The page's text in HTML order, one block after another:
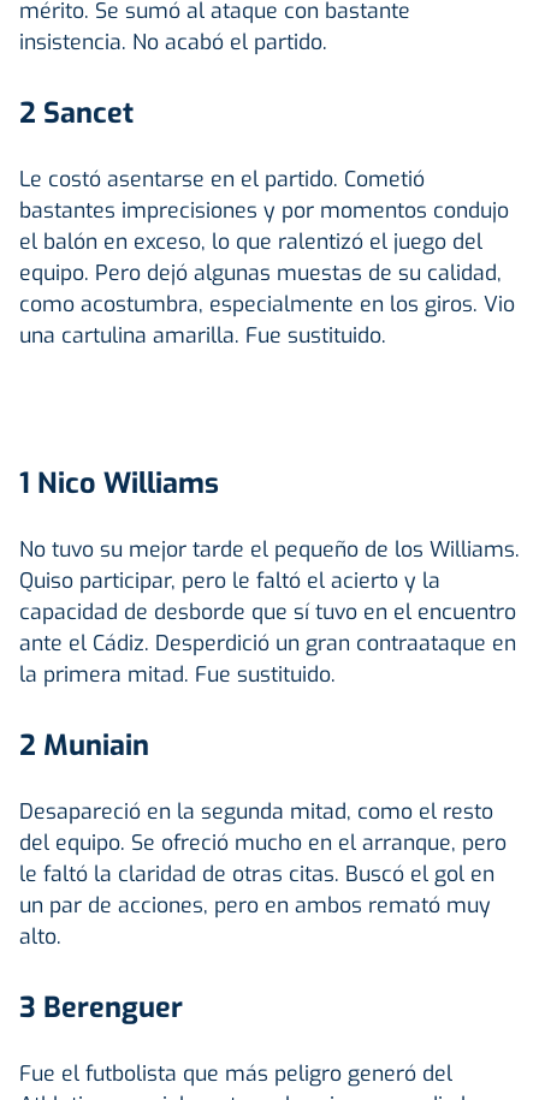
mérito. Se sumó al ataque con bastante
insistencia. No acabó el partido.
2 Sancet
Le costó asentarse en el partido. Cometió
bastantes imprecisiones y por momentos condujo
el balón en exceso, lo que ralentizó el juego del
equipo. Pero dejó algunas muestas de su calidad,
como acostumbra, especialmente en los giros. Vio
una cartulina amarilla. Fue sustituido.
1 Nico Williams
No tuvo su mejor tarde el pequeño de los Williams.
Quiso participar, pero le faltó el acierto y la
capacidad de desborde que sí tuvo en el encuentro
ante el Cádiz. Desperdició un gran contraataque en
la primera mitad. Fue sustituido.
2 Muniain
Desapareció en la segunda mitad, como el resto
del equipo. Se ofreció mucho en el arranque, pero
le faltó la claridad de otras citas. Buscó el gol en
un par de acciones, pero en ambos remató muy
alto.
3 Berenguer
Fue el futbolista que más peligro generó del